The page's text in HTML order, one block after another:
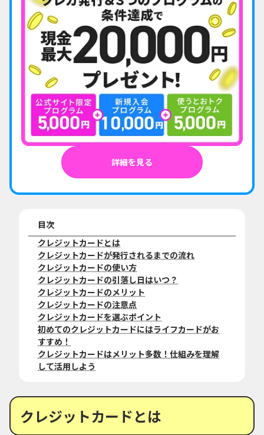
詳細を見る
目次
クレジットカードとは
クレジットカードが発行されるまでの流れ
クレジットカードの使い方
クレジットカードの引落し日はいつ？
クレジットカードのメリット
クレジットカードの注意点
クレジットカードを選ぶポイント
初めてのクレジットカードにはライフカードがお
すすめ！
クレジットカードはメリット多数！仕組みを理解
して活用しよう
クレジットカードとは